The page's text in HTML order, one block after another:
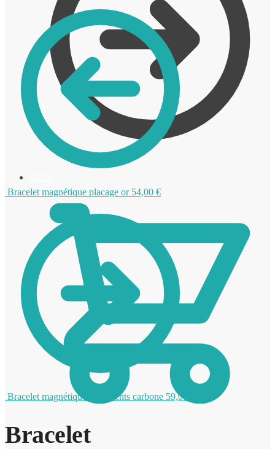
0
Bracelet magnétique placage or 54,00 €
Bracelet magnétique 4 éléments carbone 59,00
Bracelet